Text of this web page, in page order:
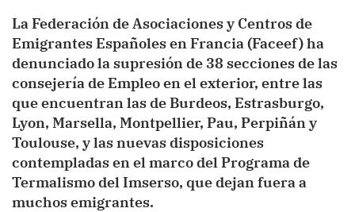
La Federación de Asociaciones y Centros de
Emigrantes Españoles en Francia (Faceef) ha
denunciado la supresión de 38 secciones de las
consejería de Empleo en el exterior, entre las
que encuentran las de Burdeos, Estrasburgo,
Lyon, Marsella, Montpellier, Pau, Perpiñán y
Toulouse, y las nuevas disposiciones
contempladas en el marco del Programa de
Termalismo del Imserso, que dejan fuera a
muchos emigrantes.